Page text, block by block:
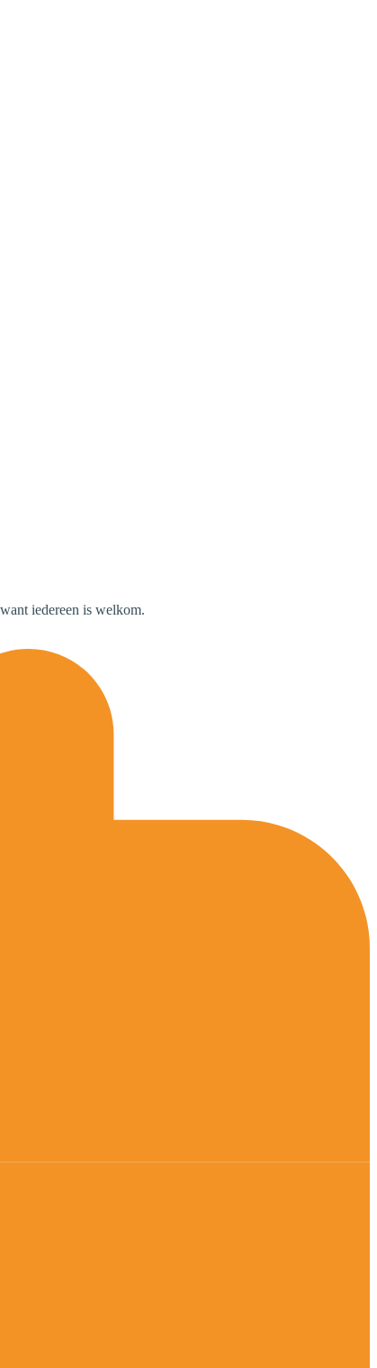
iedereen is welkom.